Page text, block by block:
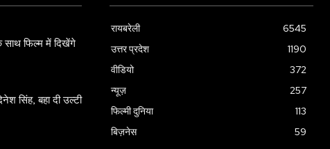
साथ फिल्म में दिखेंगे
सिंह, बहा दी उल्टी
रायबरेली
6545
उत्तर प्रदेश
1190
वीडियो
372
न्यूज़
257
फिल्मी दुनिया
113
बिज़नेस
59